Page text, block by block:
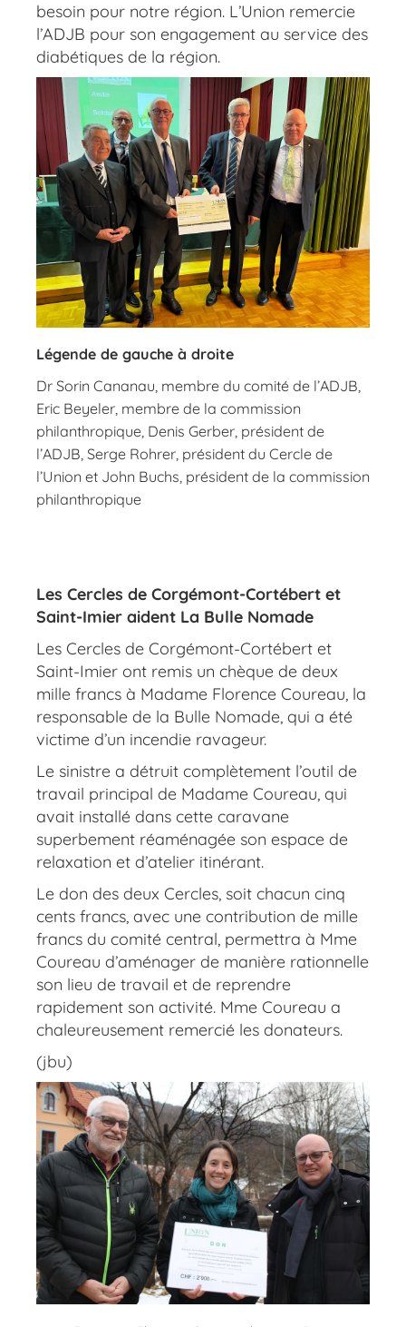
besoin pour notre région. L’Union remercie
l’ADJB pour son engagement au service des
diabétiques de la région.
Légende de gauche à droite
Dr Sorin Cananau, membre du comité de l’ADJB,
Eric Beyeler, membre de la commission
philanthropique, Denis Gerber, président de
l’ADJB, Serge Rohrer, président du Cercle de
l’Union et John Buchs, président de la commission
philanthropique
Les Cercles de Corgémont-Cortébert et
Saint-Imier aident La Bulle Nomade
Les Cercles de Corgémont-Cortébert et
Saint-Imier ont remis un chèque de deux
mille francs à Madame Florence Coureau, la
responsable de la Bulle Nomade, qui a été
victime d’un incendie ravageur.
Le sinistre a détruit complètement l’outil de
travail principal de Madame Coureau, qui
avait installé dans cette caravane
superbement réaménagée son espace de
relaxation et d’atelier itinérant.
Le don des deux Cercles, soit chacun cinq
cents francs, avec une contribution de mille
francs du comité central, permettra à Mme
Coureau d’aménager de manière rationnelle
son lieu de travail et de reprendre
rapidement son activité. Mme Coureau a
chaleureusement remercié les donateurs.
(jbu)